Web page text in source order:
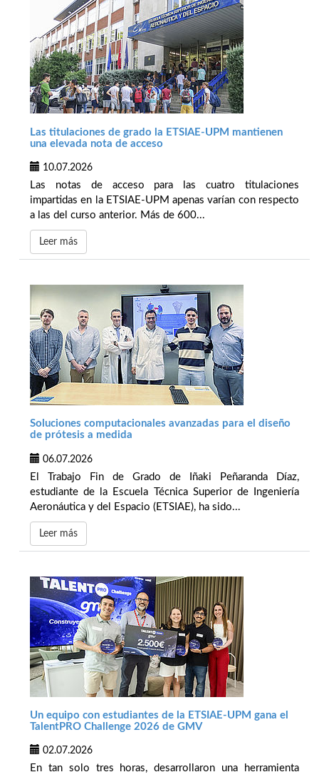
Las titulaciones de grado la ETSIAE-UPM mantienen
una elevada nota de acceso
10.07.2026
Las notas de acceso para las cuatro titulaciones
impartidas en la ETSIAE-UPM apenas varían con respecto
a las del curso anterior. Más de 600...
Leer más
Soluciones computacionales avanzadas para el diseño
de prótesis a medida
06.07.2026
El Trabajo Fin de Grado de Iñaki Peñaranda Díaz,
estudiante de la Escuela Técnica Superior de Ingeniería
Aeronáutica y del Espacio (ETSIAE), ha sido...
Leer más
Un equipo con estudiantes de la ETSIAE-UPM gana el
TalentPRO Challenge 2026 de GMV
02.07.2026
En tan solo tres horas, desarrollaron una herramienta